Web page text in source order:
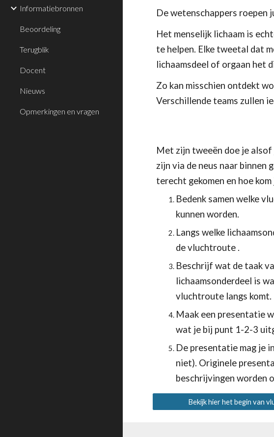
Informatiebronnen
Beoordeling
Terugblik
Docent
Nieuws
Opmerkingen en vragen
De wetenschappers roepen
Het menselijk lichaam is
te helpen. Elke tweetal dat
lichaamsdeel of orgaan het
Zo kan misschien ontdekt
Verschillende teams zullen
Met zijn tweeën doe je alsof
zijn via de neus naar binnen
terecht gekomen en hoe
Bedenk samen welke
kunnen worden.
Langs welke
de vluchtroute .
Beschrijf wat de taak
lichaamsonderdeel is
vluchtroute langs komt.
Maak een presentatie
wat je bij punt 1-2-3
De presentatie mag je
niet). Originele
beschrijvingen worden
Bekijk hier het begin van